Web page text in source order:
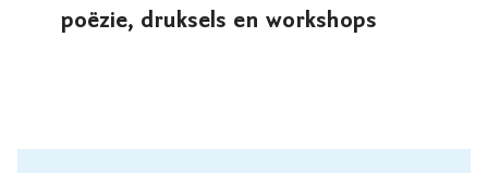
poëzie, druksels en workshops